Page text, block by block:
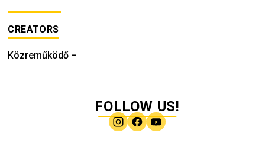
CREATORS
Közreműködő –
FOLLOW US!